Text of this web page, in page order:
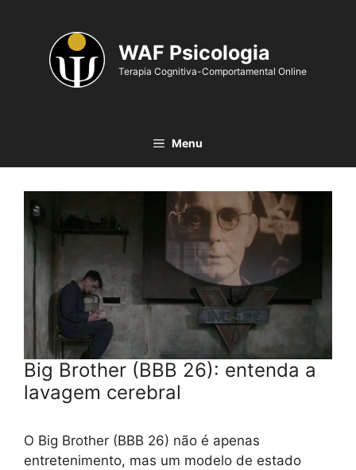
WAF Psicologia
Terapia Cognitiva-Comportamental Online
Menu
Big Brother (BBB 26): entenda a
lavagem cerebral
O Big Brother (BBB 26) não é apenas
entretenimento, mas um modelo de estado